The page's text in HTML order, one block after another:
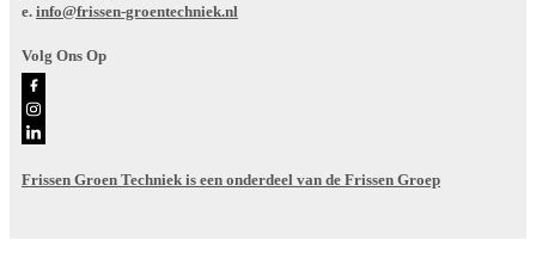
e. info@frissen-groentechniek.nl
Volg Ons Op
Frissen Groen Techniek is een onderdeel van de Frissen Groep